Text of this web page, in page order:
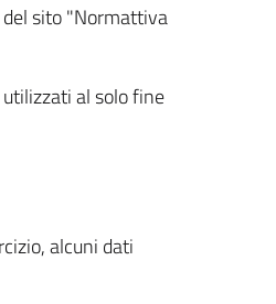
sito "Normattiva
al solo fine
alcuni dati